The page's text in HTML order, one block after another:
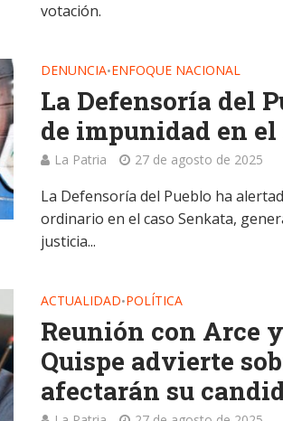
votación.
DENUNCIA•ENFOQUE NACIONAL
La Defensoría del
de impunidad en el
La Patria 27 de agosto de 2025
La Defensoría del Pueblo ha
ordinario en el caso Senkata,
justicia...
ACTUALIDAD•POLÍTICA
Reunión con Arce
Quispe advierte
afectarán su